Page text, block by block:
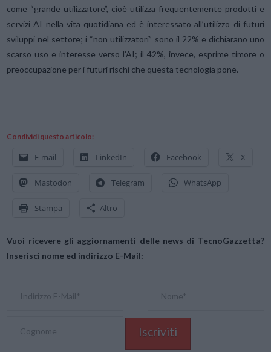
come “grande utilizzatore”, cioè utilizza frequentemente prodotti e
servizi AI nella vita quotidiana ed è interessato all’utilizzo di futuri
sviluppi nel settore; i “non utilizzatori” sono il 22% e dichiarano uno
scarso uso e interesse verso l’AI; il 42%, invece, esprime timore o
preoccupazione per i futuri rischi che questa tecnologia pone.
Condividi questo articolo:
E-mail LinkedIn Facebook X
Mastodon Telegram WhatsApp
Stampa Altro
Vuoi ricevere gli aggiornamenti delle news di TecnoGazzetta?
Inserisci nome ed indirizzo E-Mail: